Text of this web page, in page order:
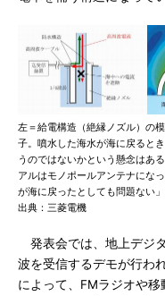
左＝給電構造（絶縁ノズル）の
子。噴水した海水が海に戻ると
うのではないかという懸念はあ
アルはモノポールアンテナにな
が海に戻ったとしても問題ない
出典：三菱電機
発表会では、地上デジ
波を受信するデモが行わ
によって、FMラジオや